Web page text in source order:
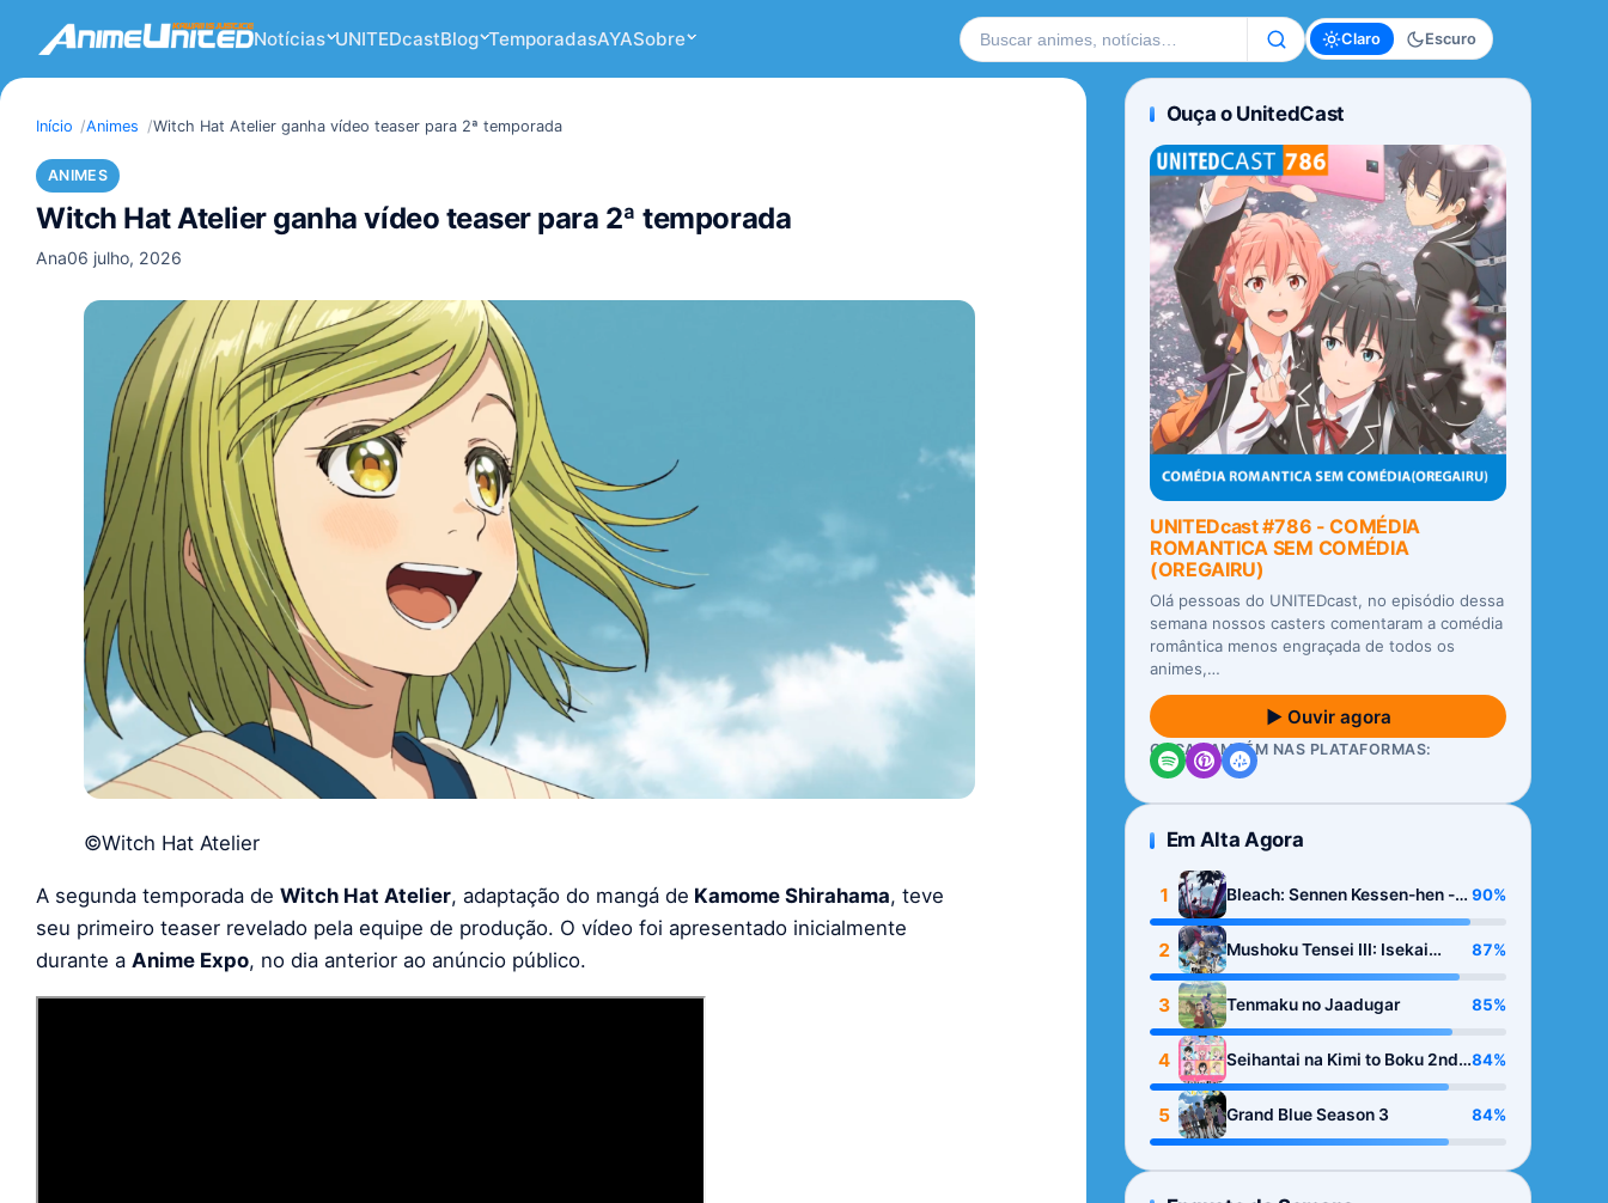
Notícias UNITEDcastBlog TemporadasAYASobre Buscar no site Claro Escuro
Início Animes Witch Hat Atelier ganha vídeo teaser para 2ª temporada
ANIMES
Witch Hat Atelier ganha vídeo teaser para 2ª temporada
Ana06 julho, 2026
©Witch Hat Atelier
A segunda temporada de Witch Hat Atelier, adaptação do mangá de Kamome Shirahama, teve
seu primeiro teaser revelado pela equipe de produção. O vídeo foi apresentado inicialmente
durante a Anime Expo, no dia anterior ao anúncio público.
Ouça o UnitedCast
UNITEDcast #786 - COMÉDIA
ROMANTICA SEM COMÉDIA
(OREGAIRU)
Olá pessoas do UNITEDcast, no episódio dessa
semana nossos casters comentaram a comédia
romântica menos engraçada de todos os
animes,…
▶ Ouvir agora
OUÇA TAMBÉM NAS PLATAFORMAS:
Em Alta Agora
1
Bleach: Sennen Kessen-hen -
Kashin-tan
90%
2
Mushoku Tensei III: Isekai
Ittara Honki Dasu
87%
3 Tenmaku no Jaadugar 85%
4
Seihantai na Kimi to Boku 2nd
Season
84%
5 Grand Blue Season 3 84%